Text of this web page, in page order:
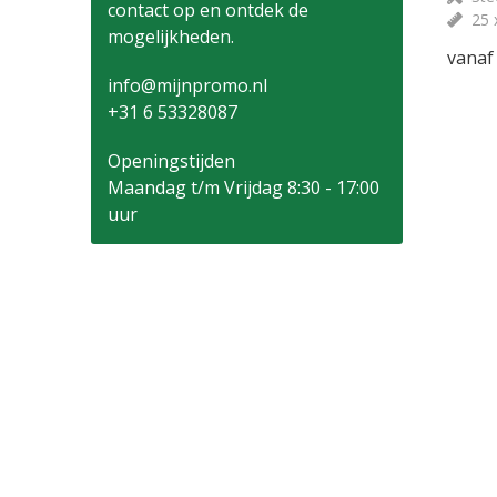
contact op en ontdek de
mogelijkheden.
info@mijnpromo.nl
+31 6 53328087
Openingstijden
Maandag t/m Vrijdag 8:30 - 17:00
uur
25
vanaf